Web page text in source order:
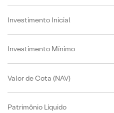
Investimento Inicial
Investimento Mínimo
Valor de Cota (NAV)
Patrimônio Líquido